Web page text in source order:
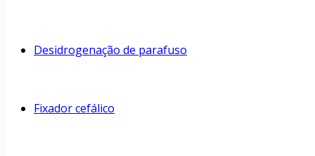
Desidrogenação de parafuso
Fixador cefálico